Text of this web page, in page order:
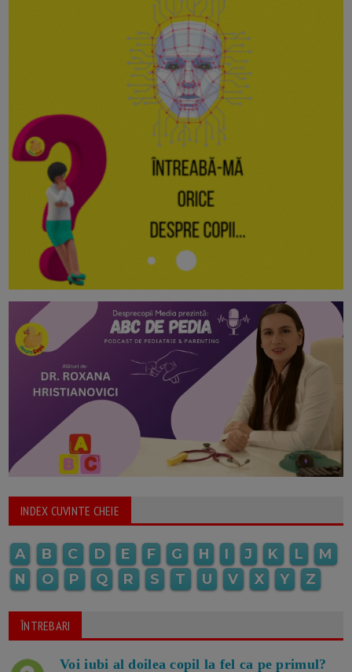
INDEX CUVINTE CHEIE
A B C D E F G H I J K L
M
N
O P Q R S T U V X Y Z
ÎNTREBARI
Voi iubi al doilea copil la fel ca pe primul?